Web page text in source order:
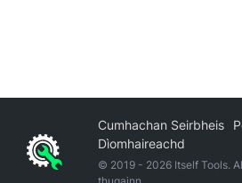
Cumhachan Seirbheis
Dìomhaireachd
© 2019 - 2026 Itself Tools.